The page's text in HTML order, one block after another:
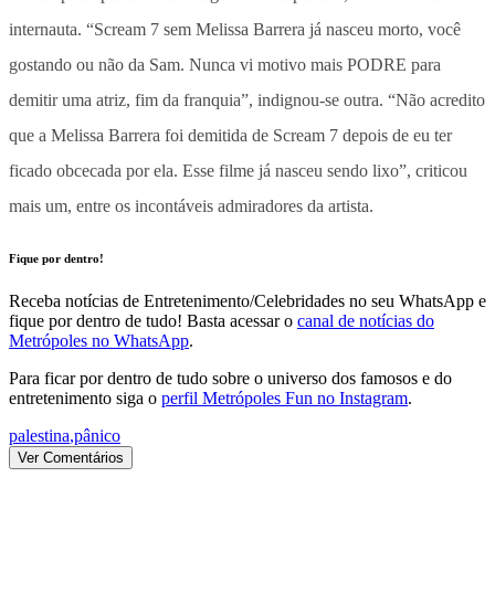
internauta. “Scream 7 sem Melissa Barrera já nasceu morto, você
gostando ou não da Sam. Nunca vi motivo mais PODRE para
demitir uma atriz, fim da franquia”, indignou-se outra. “Não acredito
que a Melissa Barrera foi demitida de Scream 7 depois de eu ter
ficado obcecada por ela. Esse filme já nasceu sendo lixo”, criticou
mais um, entre os incontáveis admiradores da artista.
Fique por dentro!
Receba notícias de Entretenimento/Celebridades no seu WhatsApp e
fique por dentro de tudo! Basta acessar o canal de notícias do
Metrópoles no WhatsApp.
Para ficar por dentro de tudo sobre o universo dos famosos e do
entretenimento siga o perfil Metrópoles Fun no Instagram.
palestina,pânico
Ver Comentários